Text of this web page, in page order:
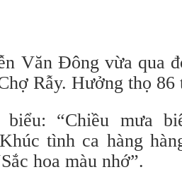
Văn Đông vừa qua
Rẫy. Hưởng thọ 86
“Chiều mưa
tình ca hàng
hoa màu nhớ”.